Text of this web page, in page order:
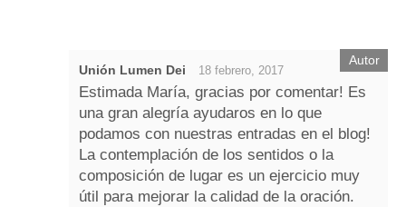
Unión Lumen Dei 18 febrero, 2017
Estimada María, gracias por comentar! Es
una gran alegría ayudaros en lo que
podamos con nuestras entradas en el blog!
La contemplación de los sentidos o la
composición de lugar es un ejercicio muy
útil para mejorar la calidad de la oración.